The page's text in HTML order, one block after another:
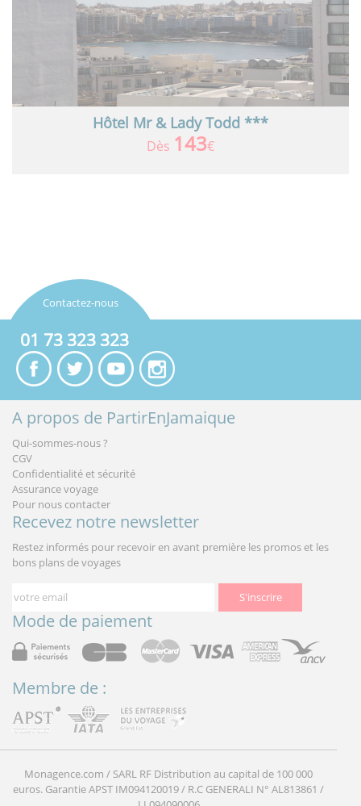
Hôtel Mr & Lady Todd ***
Dès 143€
Contactez-nous
01 73 323 323
A propos de PartirEnJamaique
Qui-sommes-nous ?
CGV
Confidentialité et sécurité
Assurance voyage
Pour nous contacter
Recevez notre newsletter
Restez informés pour recevoir en avant première les promos et les
bons plans de voyages
S'inscrire
Mode de paiement
Membre de :
Monagence.com / SARL RF Distribution au capital de 100 000
euros. Garantie APST IM094120019 / R.C GENERALI N° AL813861 /